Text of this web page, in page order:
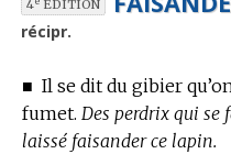
4 ÉDITION
récipr.
■ Il se dit du gibier
fumet. Des perdrix qui se
laissé faisander ce lapin.